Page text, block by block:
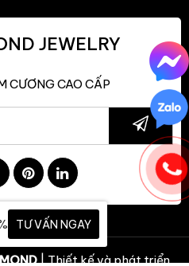
JEWELRY
CƯƠNG CAO CẤP
| Thiết kế và phát triển
TƯ VẤN NGAY